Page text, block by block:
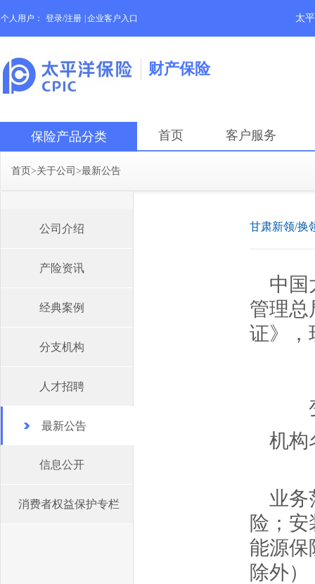
个人用户： 登录/注册 企业客户入口 太
财产保险
保险产品分类 首页 客户服务
首页>关于公司 >最新公告
公司介绍
产险资讯
经典案例
分支机构
人才招聘
最新公告
信息公开
消费者权益保护专栏
甘肃新领/换
中国
管理总
变更
机
业务
险；
能源保
除外